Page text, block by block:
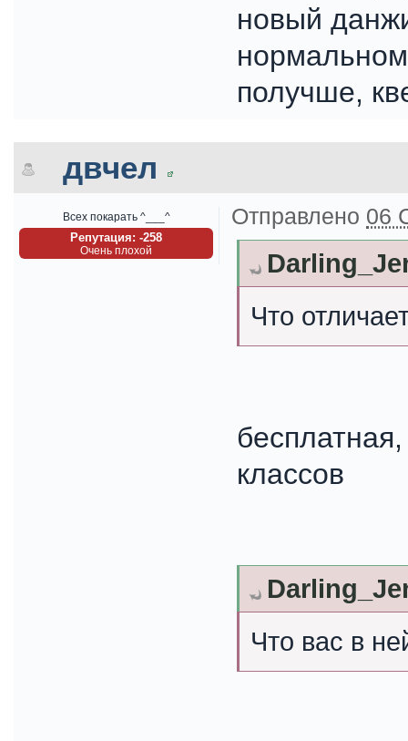
новый
получше,
двчел
Всех покарать ^___^
Репутация: -258
Очень плохой
Отправлено 06
Что
классов
Что вас в